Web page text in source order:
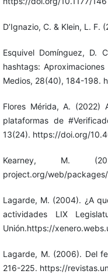
D’Ignazio, C. & Klein, L. F.
Esquivel Domínguez, D.
hashtags:
Medios, 28(40), 184-198.
Flores Mérida, A. (2022)
plataformas de
13(24). https://doi.org/
Kearney, M.
project.org/web/
Lagarde, M. (2004). ¿A
actividades LIX
Unión.https://
Lagarde, M. (2006). Del
216-225. https://